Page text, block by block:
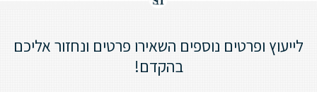
לייעוץ ופרטים נוספים השאירו פרטים ונחזור אליכם
בהקדם!